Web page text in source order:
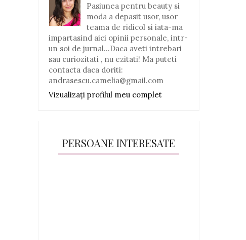
Pasiunea pentru beauty si
moda a depasit usor, usor
teama de ridicol si iata-ma
impartasind aici opinii personale, intr-
un soi de jurnal...Daca aveti intrebari
sau curiozitati , nu ezitati! Ma puteti
contacta daca doriti:
andrasescu.camelia@gmail.com
Vizualizați profilul meu complet
PERSOANE INTERESATE